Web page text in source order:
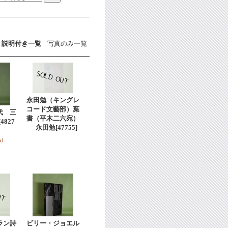
説明付き一覧 写真のみ一覧
三
)
永田勉（キングレ
コード文藝部）葉
書（平木二六宛）
永田勉[47755]
ン詩 ビリー・ジョエル